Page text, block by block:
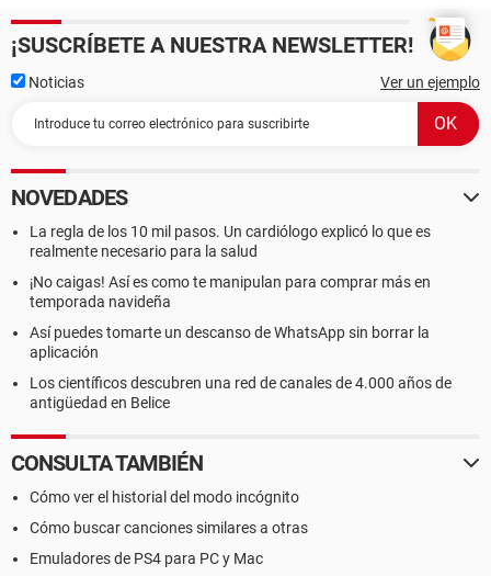
¡SUSCRÍBETE A NUESTRA NEWSLETTER!
Noticias Ver un ejemplo
NOVEDADES
La regla de los 10 mil pasos. Un cardiólogo explicó lo que es
realmente necesario para la salud
¡No caigas! Así es como te manipulan para comprar más en
temporada navideña
Así puedes tomarte un descanso de WhatsApp sin borrar la
aplicación
Los científicos descubren una red de canales de 4.000 años de
antigüedad en Belice
CONSULTA TAMBIÉN
Cómo ver el historial del modo incógnito
Cómo buscar canciones similares a otras
Emuladores de PS4 para PC y Mac